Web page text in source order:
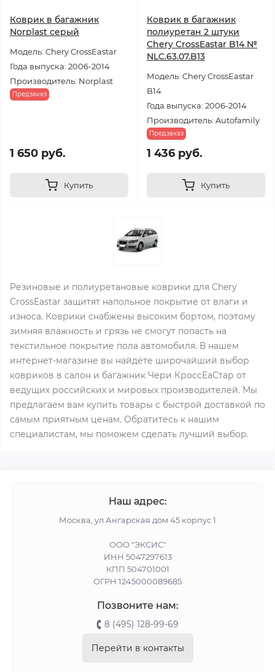
Коврик в багажник
Norplast серый
Модель: Chery CrossEastar
Года выпуска: 2006-2014
Производитель: Norplast
Предзаказ
1 650 руб.
Купить
Коврик в багажник
полиуретан 2 штуки
Chery CrossEastar B14 №
NLC.63.07.B13
Модель: Chery CrossEastar
B14
Года выпуска: 2006-2014
Производитель: Autofamily
Предзаказ
1 436 руб.
Купить
Резиновые и полиуретановые коврики для Chery
CrossEastar защитят напольное покрытие от влаги и
износа. Коврики снабжены высоким бортом, поэтому
зимняя влажность и грязь не смогут попасть на
текстильное покрытие пола автомобиля. В нашем
интернет-магазине вы найдёте широчайший выбор
ковриков в салон и багажник Чери КроссEaСтар от
ведущих российских и мировых производителей. Мы
предлагаем вам купить товары с быстрой доставкой по
самым приятным ценам. Обратитесь к нашим
специалистам, мы поможем сделать лучший выбор.
Наш адрес:
Москва, ул Ангарская дом 45 корпус 1
ООО "ЭКСИС"
ИНН 5047297613
КПП 504701001
ОГРН 1245000089685
Позвоните нам:
8 (495) 128-99-69
Перейти в контакты